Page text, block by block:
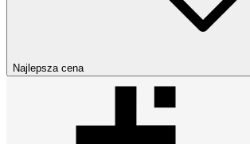
Najlepsza cena